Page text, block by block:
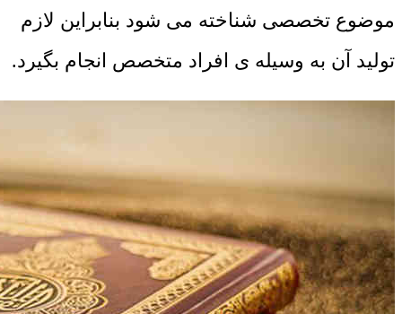
موضوع تخصصی شناخته می شود بنابراین لازم
تولید آن به وسیله ی افراد متخصص انجام بگیرد.